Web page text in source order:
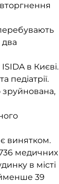
в Києві.
педіатрії.
зруйнована,
є винятком.
медичних
в місті
39